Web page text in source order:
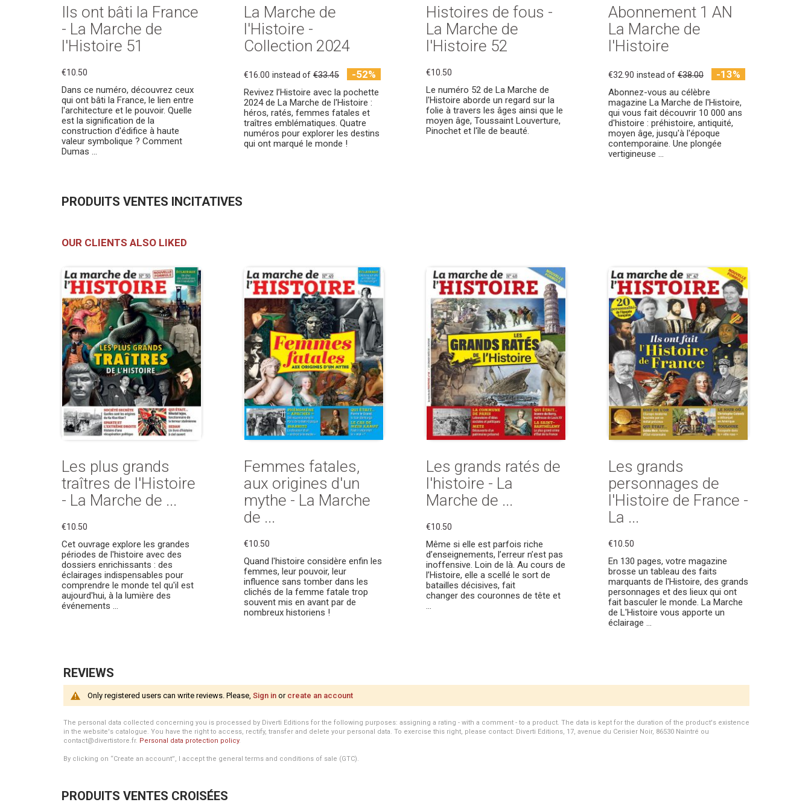
Ils ont bâti la France
- La Marche de
l'Histoire 51
€10.50
Dans ce numéro, découvrez ceux
qui ont bâti la France, le lien entre
l'architecture et le pouvoir. Quelle
est la signification de la
construction d'édifice à haute
valeur symbolique ? Comment
Dumas ...
La Marche de
l'Histoire -
Collection 2024
€16.00 instead of €33.45 -52%
Revivez l’Histoire avec la pochette
2024 de La Marche de l'Histoire :
héros, ratés, femmes fatales et
traîtres emblématiques. Quatre
numéros pour explorer les destins
qui ont marqué le monde !
Histoires de fous -
La Marche de
l'Histoire 52
€10.50
Le numéro 52 de La Marche de
l'Histoire aborde un regard sur la
folie à travers les âges ainsi que le
moyen âge, Toussaint Louverture,
Pinochet et l'île de beauté.
Abonnement 1 AN
La Marche de
l'Histoire
€32.90 instead of €38.00 -13%
Abonnez-vous au célèbre
magazine La Marche de l'Histoire,
qui vous fait découvrir 10 000 ans
d'histoire : préhistoire, antiquité,
moyen âge, jusqu'à l'époque
contemporaine. Une plongée
vertigineuse ...
PRODUITS VENTES INCITATIVES
OUR CLIENTS ALSO LIKED
Les plus grands
traîtres de l'Histoire
- La Marche de ...
€10.50
Cet ouvrage explore les grandes
périodes de l'histoire avec des
dossiers enrichissants : des
éclairages indispensables pour
comprendre le monde tel qu'il est
aujourd'hui, à la lumière des
événements ...
Femmes fatales,
aux origines d'un
mythe - La Marche
de ...
€10.50
Quand l'histoire considère enfin les
femmes, leur pouvoir, leur
influence sans tomber dans les
clichés de la femme fatale trop
souvent mis en avant par de
nombreux historiens !
Les grands ratés de
l'histoire - La
Marche de ...
€10.50
Même si elle est parfois riche
d’enseignements, l’erreur n’est pas
inoffensive. Loin de là. Au cours de
l’Histoire, elle a scellé le sort de
batailles décisives, fait
changer des couronnes de tête et
...
Les grands
personnages de
l'Histoire de France -
La ...
€10.50
En 130 pages, votre magazine
brosse un tableau des faits
marquants de l'Histoire, des grands
personnages et des lieux qui ont
fait basculer le monde. La Marche
de L'Histoire vous apporte un
éclairage ...
REVIEWS
Only registered users can write reviews. Please, Sign in or create an account
The personal data collected concerning you is processed by Diverti Editions for the following purposes: assigning a rating - with a comment - to a product. The data is kept for the duration of the product's existence
in the website's catalogue. You have the right to access, rectify, transfer and delete your personal data. To exercise this right, please contact: Diverti Editions, 17, avenue du Cerisier Noir, 86530 Naintré ou
contact@divertistore.fr. Personal data protection policy.
By clicking on “Create an account”, I accept the general terms and conditions of sale (GTC).
PRODUITS VENTES CROISÉES